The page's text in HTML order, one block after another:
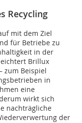
Recycling
mit dem Ziel
für Betriebe zu
in der
Brillux
zum Beispiel
in
eine
wirkt sich
nachträgliche
der